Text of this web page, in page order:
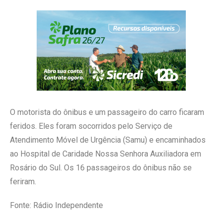
O motorista do ônibus e um passageiro do carro ficaram
feridos. Eles foram socorridos pelo Serviço de
Atendimento Móvel de Urgência (Samu) e encaminhados
ao Hospital de Caridade Nossa Senhora Auxiliadora em
Rosário do Sul. Os 16 passageiros do ônibus não se
feriram.
Fonte: Rádio Independente